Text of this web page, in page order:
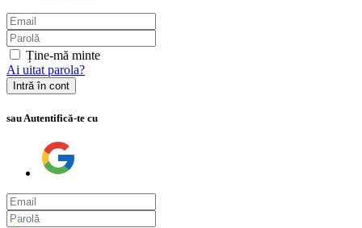
Ține-mă minte
Ai uitat parola?
Intră în cont
sau Autentifică-te cu